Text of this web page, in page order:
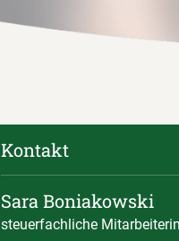
Kontakt
Sara Boniakowski
steuerfachliche Mitarbeiterin